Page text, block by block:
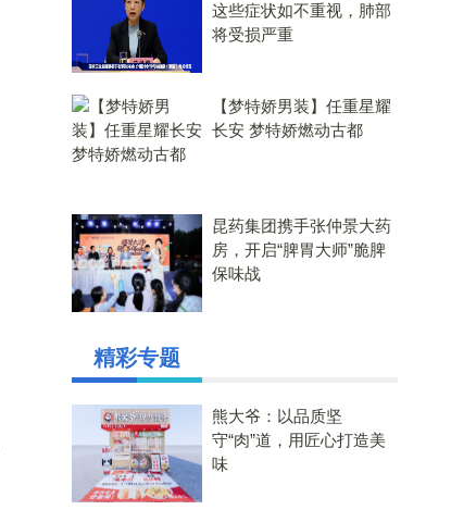
这些症状如不重视，肺部
将受损严重
【梦特娇男装】任重星耀
长安 梦特娇燃动古都
昆药集团携手张仲景大药
房，开启“脾胃大师”脆脾
保味战
精彩专题
熊大爷：以品质坚
守“肉”道，用匠心打造美
味